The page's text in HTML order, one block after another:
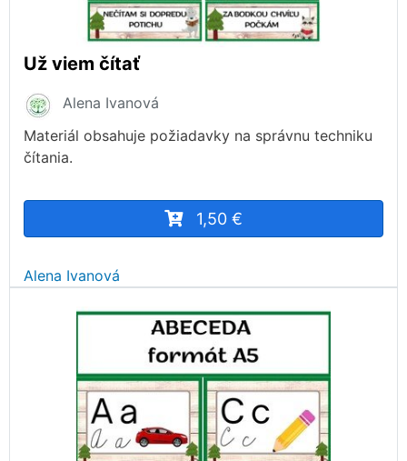
Už viem čítať
Alena Ivanová
Materiál obsahuje požiadavky na správnu techniku
čítania.
1,50 €
Alena Ivanová